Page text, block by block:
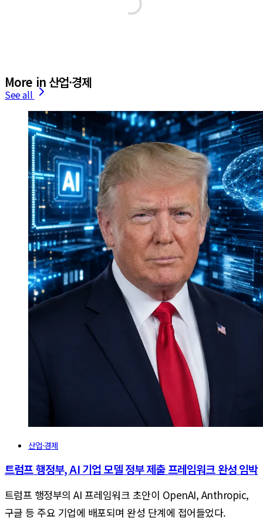
More in 산업·경제
See all
산업·경제
트럼프 행정부, AI 기업 모델 정부 제출 프레임워크 완성 임박
트럼프 행정부의 AI 프레임워크 초안이 OpenAI, Anthropic,
구글 등 주요 기업에 배포되며 완성 단계에 접어들었다.